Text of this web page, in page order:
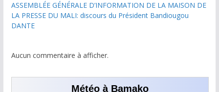
ASSEMBLÉE GÉNÉRALE D’INFORMATION DE LA MAISON DE
LA PRESSE DU MALI: discours du Président Bandiougou
DANTE
Aucun commentaire à afficher.
Météo à Bamako